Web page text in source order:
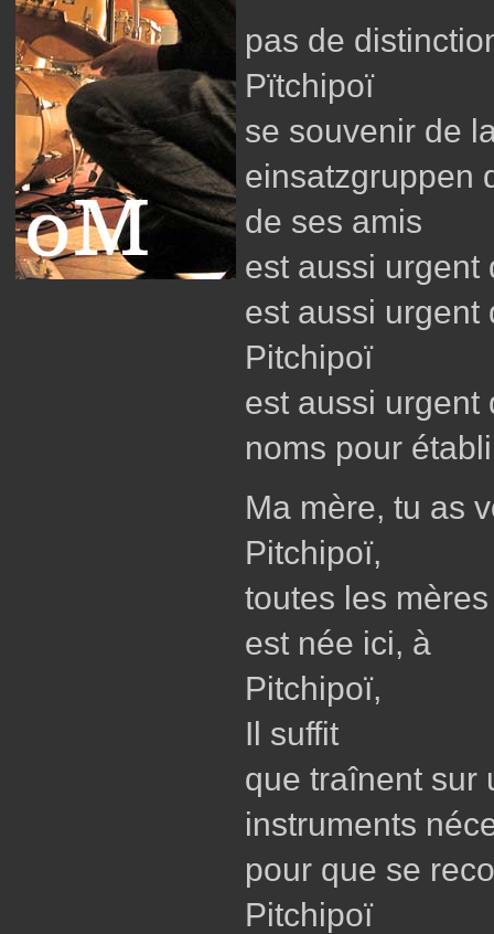
pas de
Pïtchipoï
se souvenir de
einsatzgruppen
de ses amis
est aussi urgent
est aussi urgent
Pitchipoï
est aussi urgent
noms pour
Ma mère, tu as
Pitchipoï,
toutes les
est née ici, à
Pitchipoï,
Il suffit
que traînent sur
instruments
pour que se
Pitchipoï